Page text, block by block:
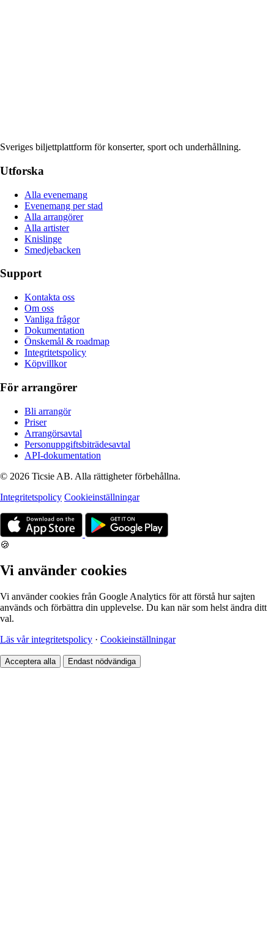
Sveriges biljettplattform för konserter, sport och underhållning.
Utforska
Alla evenemang
Evenemang per stad
Alla arrangörer
Alla artister
Knislinge
Smedjebacken
Support
Kontakta oss
Om oss
Vanliga frågor
Dokumentation
Önskemål & roadmap
Integritetspolicy
Köpvillkor
För arrangörer
Bli arrangör
Priser
Arrangörsavtal
Personuppgiftsbiträdesavtal
API-dokumentation
© 2026 Ticsie AB. Alla rättigheter förbehållna.
Integritetspolicy Cookieinställningar
🍪
Vi använder cookies
Vi använder cookies från Google Analytics för att förstå hur sajten
används och förbättra din upplevelse. Du kan när som helst ändra ditt
val.
Läs vår integritetspolicy · Cookieinställningar
Acceptera alla Endast nödvändiga